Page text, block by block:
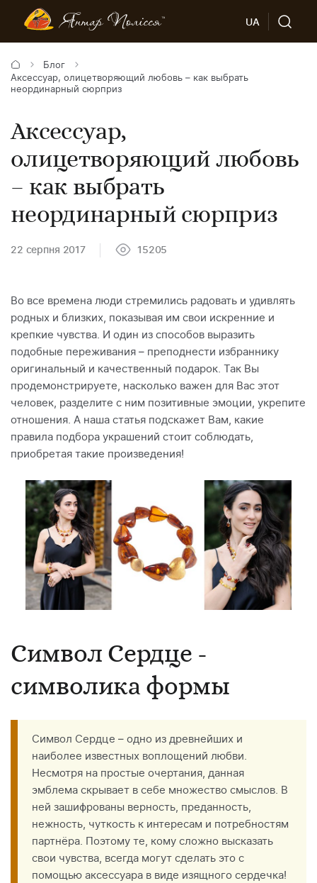
UA
Блог
Аксессуар, олицетворяющий любовь – как выбрать
неординарный сюрприз
Аксессуар,
олицетворяющий любовь
– как выбрать
неординарный сюрприз
22 серпня 2017 15205
Во все времена люди стремились радовать и удивлять
родных и близких, показывая им свои искренние и
крепкие чувства. И один из способов выразить
подобные переживания – преподнести избраннику
оригинальный и качественный подарок. Так Вы
продемонстрируете, насколько важен для Вас этот
человек, разделите с ним позитивные эмоции, укрепите
отношения. А наша статья подскажет Вам, какие
правила подбора украшений стоит соблюдать,
приобретая такие произведения!
Символ Сердце -
символика формы
Символ Сердце – одно из древнейших и
наиболее известных воплощений любви.
Несмотря на простые очертания, данная
эмблема скрывает в себе множество смыслов. В
ней зашифрованы верность, преданность,
нежность, чуткость к интересам и потребностям
партнёра. Поэтому те, кому сложно высказать
свои чувства, всегда могут сделать это с
помощью аксессуара в виде изящного сердечка!